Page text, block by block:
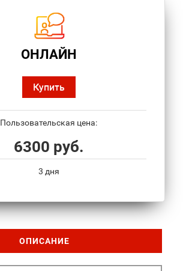
ОНЛАЙН
Купить
Пользовательская цена:
6300 руб.
3 дня
ОПИСАНИЕ